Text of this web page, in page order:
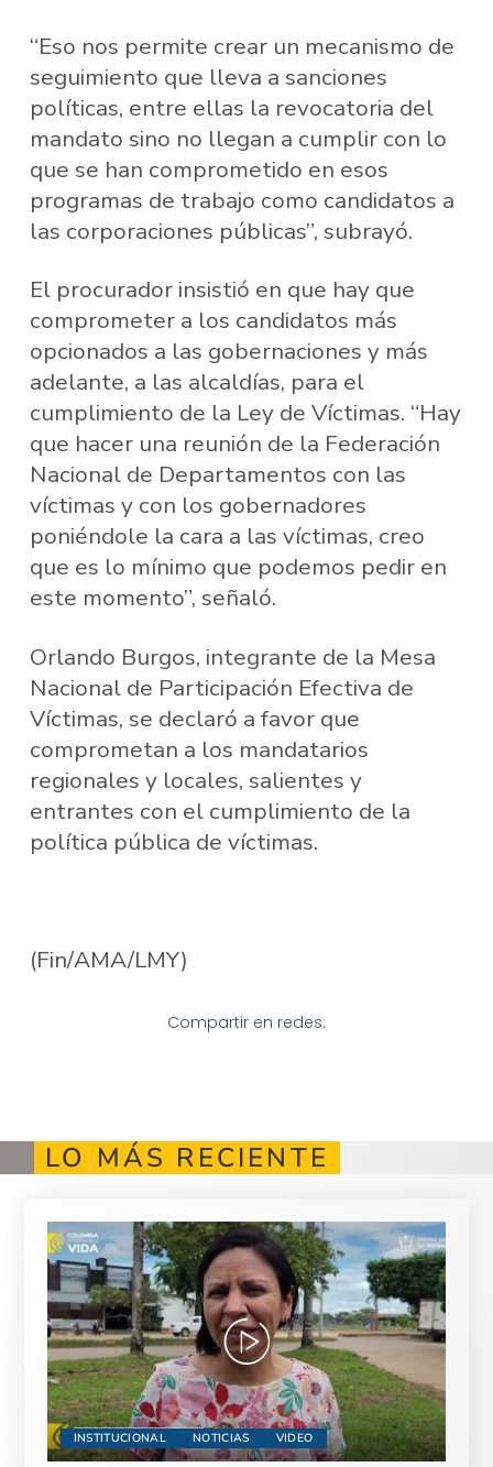
“Eso nos permite crear un mecanismo de
seguimiento que lleva a sanciones
políticas, entre ellas la revocatoria del
mandato sino no llegan a cumplir con lo
que se han comprometido en esos
programas de trabajo como candidatos a
las corporaciones públicas”, subrayó.
El procurador insistió en que hay que
comprometer a los candidatos más
opcionados a las gobernaciones y más
adelante, a las alcaldías, para el
cumplimiento de la Ley de Víctimas. “Hay
que hacer una reunión de la Federación
Nacional de Departamentos con las
víctimas y con los gobernadores
poniéndole la cara a las víctimas, creo
que es lo mínimo que podemos pedir en
este momento”, señaló.
Orlando Burgos, integrante de la Mesa
Nacional de Participación Efectiva de
Víctimas, se declaró a favor que
comprometan a los mandatarios
regionales y locales, salientes y
entrantes con el cumplimiento de la
política pública de víctimas.
(Fin/AMA/LMY)
Compartir en redes:
LO MÁS RECIENTE
INSTITUCIONAL NOTICIAS VIDEO